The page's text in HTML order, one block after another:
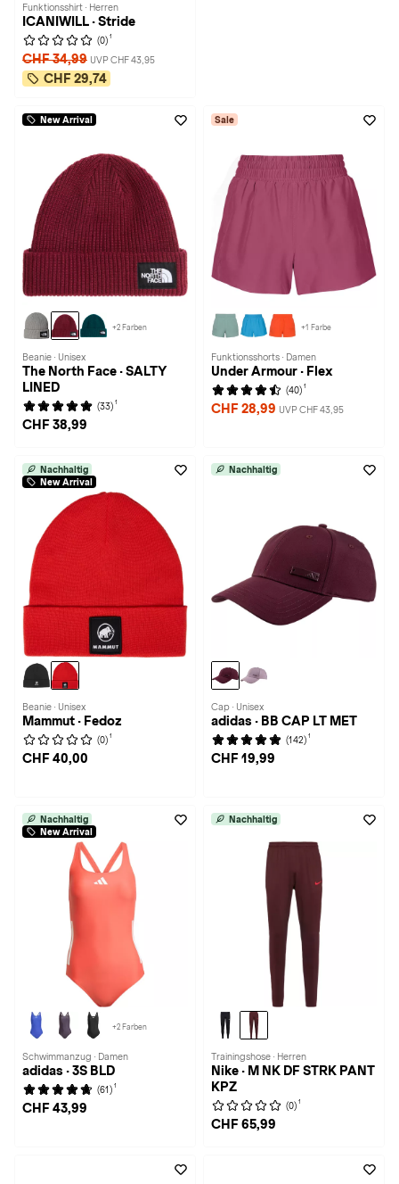
Funktionsshirt · Herren
ICANIWILL · Stride
(0) 1
CHF 34,99 UVP CHF 43,95
CHF 29,74
New Arrival
+2 Farben
Beanie · Unisex
The North Face · SALTY
LINED
(33) 1
CHF 38,99
Sale
+1 Farbe
Funktionsshorts · Damen
Under Armour · Flex
(40) 1
CHF 28,99 UVP CHF 43,95
Nachhaltig
New Arrival
Beanie · Unisex
Mammut · Fedoz
(0) 1
CHF 40,00
Nachhaltig
Cap · Unisex
adidas · BB CAP LT MET
(142) 1
CHF 19,99
Nachhaltig
New Arrival
+2 Farben
Schwimmanzug · Damen
adidas · 3S BLD
(61) 1
CHF 43,99
Nachhaltig
Trainingshose · Herren
Nike · M NK DF STRK PANT
KPZ
(0) 1
CHF 65,99